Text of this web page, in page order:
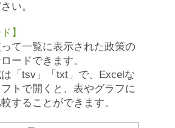
い。
】
て一覧に表示された政策の
ードできます。
「tsv」「txt」で、Excelな
トで開くと、表やグラフに
することができます。